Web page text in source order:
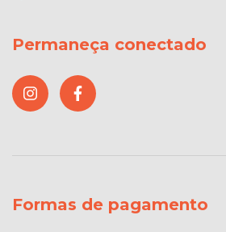
Permaneça conectado
Formas de pagamento